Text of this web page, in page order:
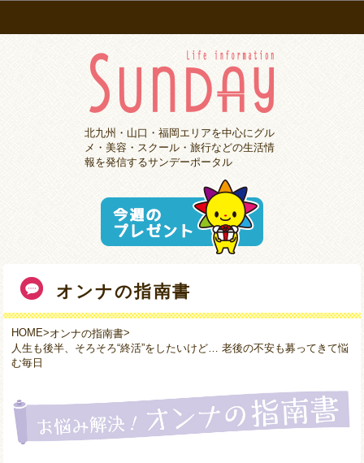
北九州・山口・福岡エリアを中心にグル
メ・美容・スクール・旅行などの生活情
報を発信するサンデーポータル
オンナの指南書
HOME>オンナの指南書>
人生も後半、そろそろ“終活”をしたいけど… 老後の不安も募ってきて悩
む毎日